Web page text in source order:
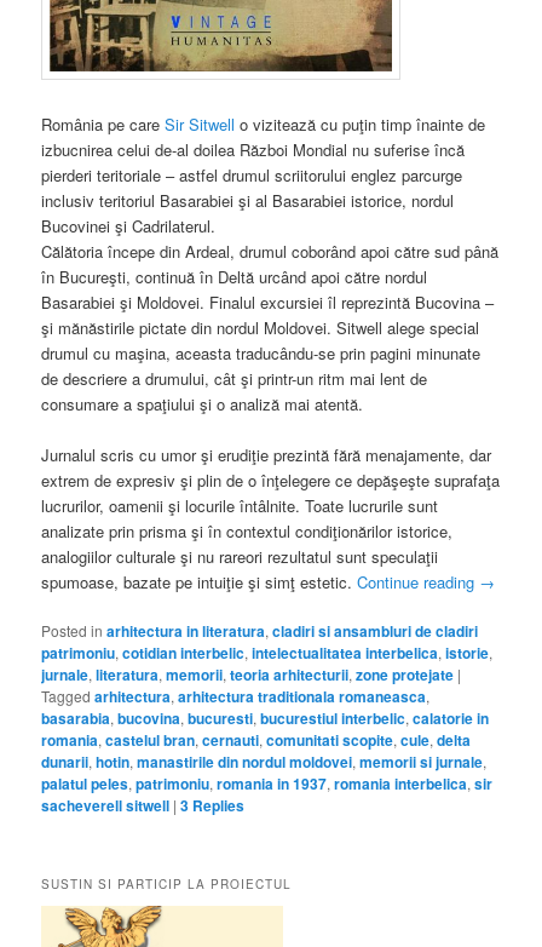
România pe careSir Sitwell o vizitează cu puţin timp înainte de
izbucnirea celui de-al doilea Război Mondial nu suferise încă
pierderi teritoriale – astfel drumul scriitorului englez parcurge
inclusiv teritoriul Basarabiei şi al Basarabiei istorice, nordul
Bucovinei şi Cadrilaterul.
Călătoria începe din Ardeal, drumul coborând apoi către sud până
în Bucureşti, continuă în Deltă urcând apoi către nordul
Basarabiei şi Moldovei. Finalul excursiei îl reprezintă Bucovina –
şi mănăstirile pictate din nordul Moldovei. Sitwell alege special
drumul cu maşina, aceasta traducându-se prin pagini minunate
de descriere a drumului, cât şi printr-un ritm mai lent de
consumare a spaţiului şi o analiză mai atentă.
Jurnalul scris cu umor şi erudiţie prezintă fără menajamente, dar
extrem de expresiv şi plin de o înţelegere ce depăşeşte suprafaţa
lucrurilor, oamenii şi locurile întâlnite. Toate lucrurile sunt
analizate prin prisma şi în contextul condiţionărilor istorice,
analogiilor culturale şi nu rareori rezultatul sunt speculaţii
spumoase, bazate pe intuiţie şi simţ estetic.Continue reading →
Posted in arhitectura in literatura,cladiri si ansambluri de cladiri
patrimoniu,cotidian interbelic,intelectualitatea interbelica,istorie,
jurnale,literatura,memorii,teoria arhitecturii,zone protejate |
Tagged arhitectura,arhitectura traditionala romaneasca,
basarabia,bucovina,bucuresti,bucurestiul interbelic,calatorie in
romania,castelul bran,cernauti,comunitati scopite,cule,delta
dunarii,hotin,manastirile din nordul moldovei,memorii si jurnale,
palatul peles,patrimoniu,romania in 1937,romania interbelica,sir
sacheverell sitwell |3 Replies
SUSTIN SI PARTICIP LA PROIECTUL